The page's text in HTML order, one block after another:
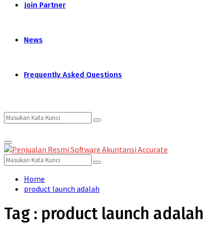
Join Partner
News
Frequently Asked Questions
Search
for:
Search
Primary
Menu
Search
for:
Search
Home
product launch adalah
Tag : product launch adalah